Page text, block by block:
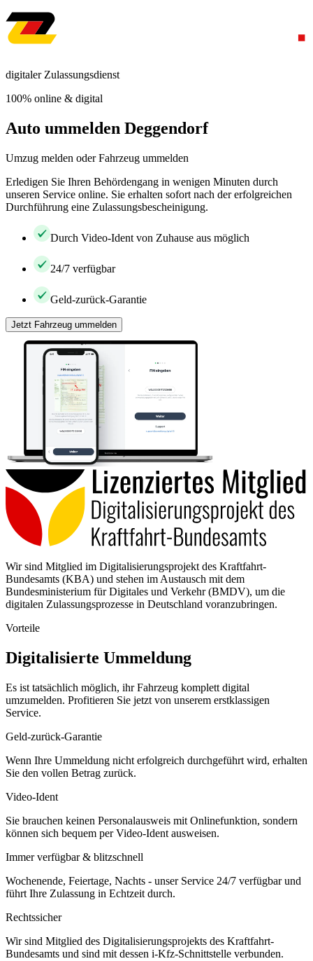
digitaler Zulassungsdienst
100% online & digital
Auto ummelden Deggendorf
Umzug melden oder Fahrzeug ummelden
Erledigen Sie Ihren Behördengang in wenigen Minuten durch
unseren Service online. Sie erhalten sofort nach der erfolgreichen
Durchführung eine Zulassungsbescheinigung.
Durch Video-Ident von Zuhause aus möglich
24/7 verfügbar
Geld-zurück-Garantie
Jetzt Fahrzeug ummelden
Wir sind Mitglied im Digitalisierungsprojekt des Kraftfahrt-
Bundesamts (KBA) und stehen im Austausch mit dem
Bundesministerium für Digitales und Verkehr (BMDV), um die
digitalen Zulassungsprozesse in Deutschland voranzubringen.
Vorteile
Digitalisierte Ummeldung
Es ist tatsächlich möglich, ihr Fahrzeug komplett digital
umzumelden. Profitieren Sie jetzt von unserem erstklassigen
Service.
Geld-zurück-Garantie
Wenn Ihre Ummeldung nicht erfolgreich durchgeführt wird, erhalten
Sie den vollen Betrag zurück.
Video-Ident
Sie brauchen keinen Personalausweis mit Onlinefunktion, sondern
können sich bequem per Video-Ident ausweisen.
Immer verfügbar & blitzschnell
Wochenende, Feiertage, Nachts - unser Service 24/7 verfügbar und
führt Ihre Zulassung in Echtzeit durch.
Rechtssicher
Wir sind Mitglied des Digitalisierungsprojekts des Kraftfahrt-
Bundesamts und sind mit dessen i-Kfz-Schnittstelle verbunden.